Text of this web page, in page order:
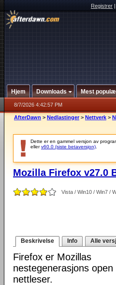
Registrer
Hjem Downloads Mest
8/7/2026 4:42:57 PM
AfterDawn > Nedlastinger > Nettverk >
Dette er en gammel versjon av
ellerv60.0 (siste betaversjon)
Mozilla Firefox v27.0
Vista / Win10 / Win7 /
Beskrivelse Info Alle
Firefox er Mozillas
nestegenerasjons open
nettleser.